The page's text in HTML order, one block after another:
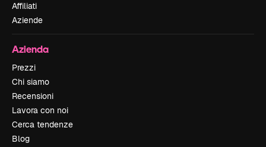
Affiliati
Aziende
Azienda
Prezzi
Chi siamo
Recensioni
Lavora con noi
Cerca tendenze
Blog